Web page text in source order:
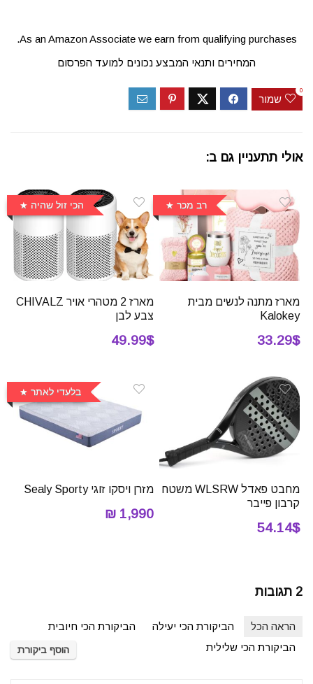
As an Amazon Associate we earn from qualifying purchases.
המחירים ותנאי המבצע נכונים למועד הפרסום
שמור
0
אולי תתעניין גם ב:
רב מכר
מארז מתנה לנשים מבית
Kalokey
33.29$
הכי זול שהיה
מארז 2 מטהרי אויר CHIVALZ
צבע לבן
49.99$
מחבט פאדל WLSRW משטח
קרבון פייבר
54.14$
בלעדי לאתר
מזרן ויסקו זוגי Sealy Sporty
1,990 ₪
2 תגובות
הראה הכל הביקורת הכי יעילה
הביקורת הכי חיובית
הביקורת הכי שלילית
הוסף ביקורת